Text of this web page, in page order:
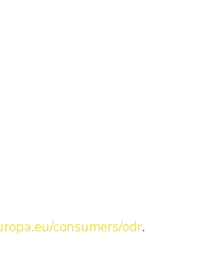
consumers/odr.